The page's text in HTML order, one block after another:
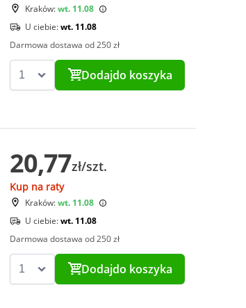
Kraków:wt. 11.08
U ciebie:wt. 11.08
Darmowa dostawa od 250 zł
Dodajdo koszyka
20,77zł/szt.
Kup na raty
Kraków:wt. 11.08
U ciebie:wt. 11.08
Darmowa dostawa od 250 zł
Dodajdo koszyka